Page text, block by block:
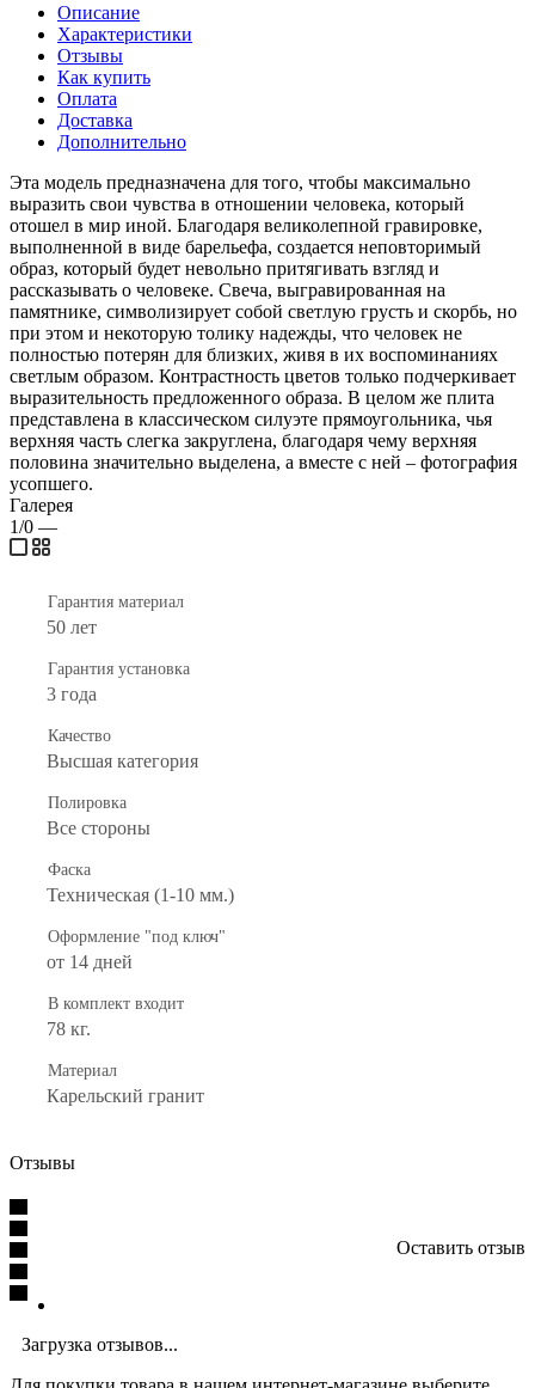
Описание
Характеристики
Отзывы
Как купить
Оплата
Доставка
Дополнительно
Эта модель предназначена для того, чтобы максимально
выразить свои чувства в отношении человека, который
отошел в мир иной. Благодаря великолепной гравировке,
выполненной в виде барельефа, создается неповторимый
образ, который будет невольно притягивать взгляд и
рассказывать о человеке. Свеча, выгравированная на
памятнике, символизирует собой светлую грусть и скорбь, но
при этом и некоторую толику надежды, что человек не
полностью потерян для близких, живя в их воспоминаниях
светлым образом. Контрастность цветов только подчеркивает
выразительность предложенного образа. В целом же плита
представлена в классическом силуэте прямоугольника, чья
верхняя часть слегка закруглена, благодаря чему верхняя
половина значительно выделена, а вместе с ней – фотография
усопшего.
Галерея
1/0 —
Гарантия материал
50 лет
Гарантия установка
3 года
Качество
Высшая категория
Полировка
Все стороны
Фаска
Техническая (1-10 мм.)
Оформление "под ключ"
от 14 дней
В комплект входит
78 кг.
Материал
Карельский гранит
Отзывы
Оставить отзыв
Загрузка отзывов...